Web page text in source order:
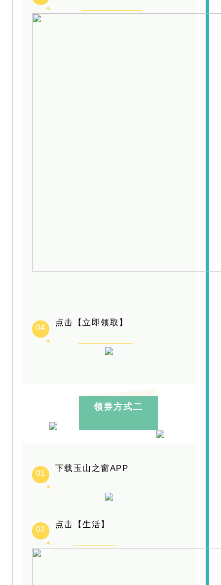
04
点击【立即领取】
领券方式二
01
下载玉山之窗APP
02
点击【生活】